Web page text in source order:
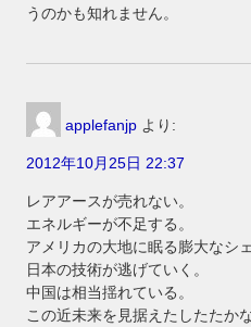
うのかも知れません。
applefanjp より:
2012年10月25日 22:37
レアアースが売れない。
エネルギーが不足する。
アメリカの大地に眠る膨大なシ
日本の技術が逃げていく。
中国は相当揺れている。
この近未来を見据えたしたたか